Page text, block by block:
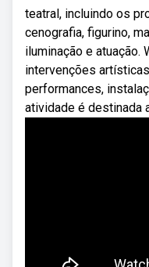
teatral, incluindo os
cenografia, figurino,
iluminação e
intervenções
performances,
atividade é destinada